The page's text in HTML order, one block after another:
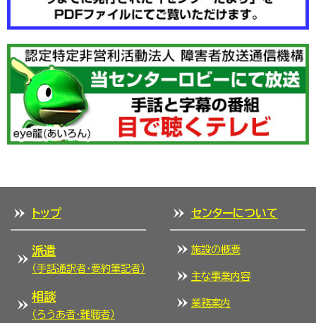
トップ
派遣
（手話通訳者・要約筆記者）
相談
（ろうあ者・難聴者）
センターについて
施設の概要
主な事業内容
業務案内